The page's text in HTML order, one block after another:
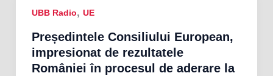
UBB Radio, UE
Președintele Consiliului European,
impresionat de rezultatele
României în procesul de aderare la